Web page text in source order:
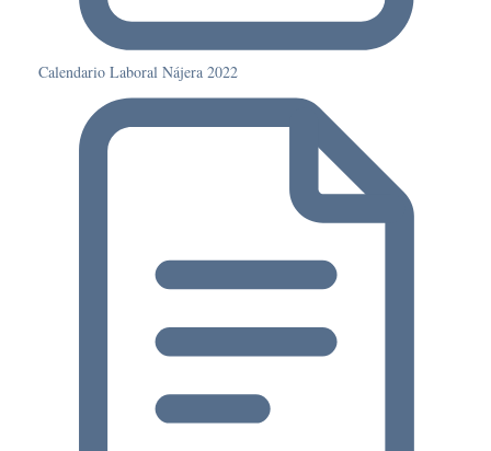
Calendario Laboral Nájera 2022